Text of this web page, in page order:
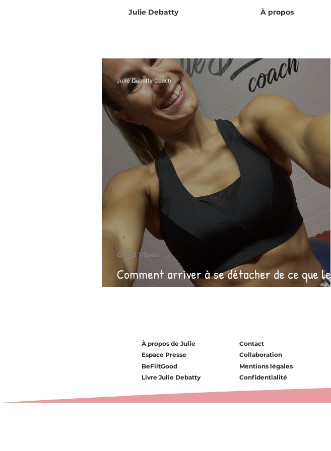
Julie Debatty À propos
Comment arriver à se détacher de ce que les
autres pensent de nous?
Good Vibes
Julie Debatty Coach
À propos de Julie
Espace Presse
BeFiitGood
Livre Julie Debatty
Contact
Collaboration
Mentions légales
Confidentialité